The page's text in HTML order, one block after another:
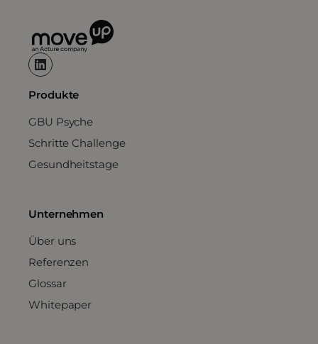
Produkte
GBU Psyche
Schritte Challenge
Gesundheitstage
Unternehmen
Über uns
Referenzen
Glossar
Whitepaper